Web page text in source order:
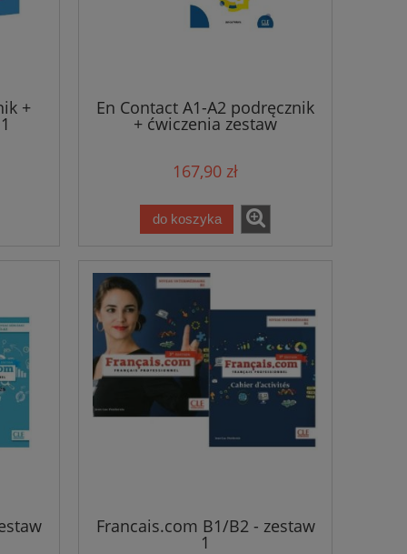
Sans défense Harlan Coben
O Meu
+ En Contact A1-A2 podręcznik
+ ćwiczenia zestaw
167,90 zł
do koszyka
Francais.com B1/B2 - zestaw
1